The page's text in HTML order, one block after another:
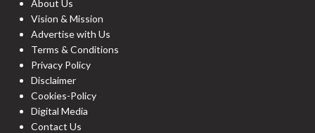
About Us
Vision & Mission
Advertise with Us
Terms & Conditions
Privacy Policy
Disclaimer
Cookies-Policy
Digital Media
Contact Us